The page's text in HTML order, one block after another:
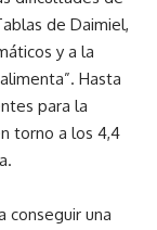
de Daimiel,
y a la
Hasta
para la
torno a los 4,4
conseguir una